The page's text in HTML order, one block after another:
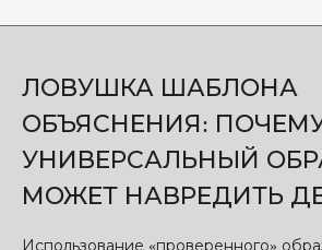
ЛОВУШКА ШАБЛОНА
ОБЪЯСНЕНИЯ:
УНИВЕРСАЛЬНЫЙ
МОЖЕТ НАВРЕДИТЬ
Использование «проверенного»